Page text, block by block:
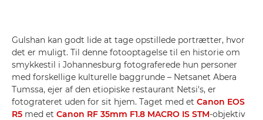
Gulshan kan godt lide at tage opstillede portrætter, hvor
det er muligt. Til denne fotooptagelse til en historie om
smykkestil i Johannesburg fotograferede hun personer
med forskellige kulturelle baggrunde – Netsanet Abera
Tumssa, ejer af den etiopiske restaurant Netsi's, er
fotograteret uden for sit hjem. Taget med et Canon EOS
R5 med et Canon RF 35mm F1.8 MACRO IS STM-objektiv